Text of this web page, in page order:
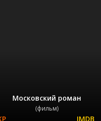
Московский роман
(фильм)